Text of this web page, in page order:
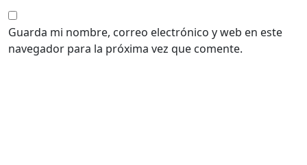
Guarda mi nombre, correo electrónico y web en este
navegador para la próxima vez que comente.